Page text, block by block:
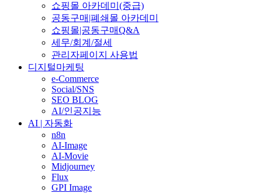
쇼핑몰 아카데미(중급)
공동구매|폐쇄몰 아카데미
쇼핑몰|공동구매Q&A
세무/회계/절세
관리자페이지 사용법
디지털마케팅
e-Commerce
Social/SNS
SEO BLOG
AI/인공지능
AI | 자동화
n8n
AI-Image
AI-Movie
Midjourney
Flux
GPI Image